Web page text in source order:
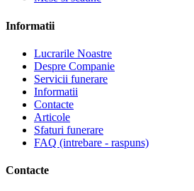
Informatii
Lucrarile Noastre
Despre Companie
Servicii funerare
Informatii
Contacte
Articole
Sfaturi funerare
FAQ (intrebare - raspuns)
Contacte